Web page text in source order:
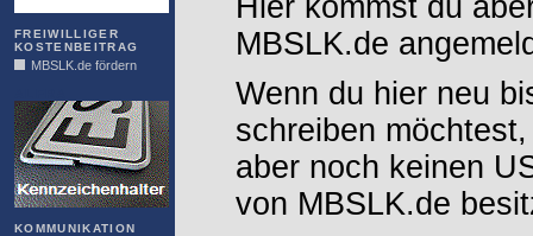
FREIWILLIGER
KOSTENBEITRAG
MBSLK.de fördern
KOMMUNIKATION
Hier kommst du
MBSLK.de
Wenn du hier neu
schreiben möchtest,
aber noch keinen
von MBSLK.de